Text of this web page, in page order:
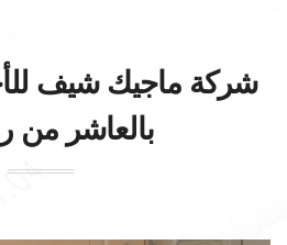
شركةماجيك شيف
بالعاشر من